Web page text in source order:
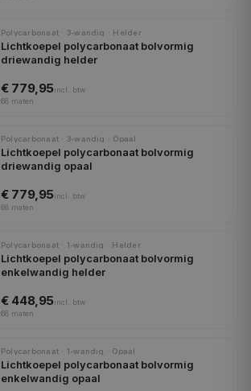
Polycarbonaat · 3-wandig · Helder
Lichtkoepel polycarbonaat bolvormig
driewandig helder
€ 779,95incl.
btw
68 maten
Polycarbonaat · 3-wandig · Opaal
Lichtkoepel polycarbonaat bolvormig
driewandig opaal
€ 779,95incl.
btw
68 maten
Polycarbonaat · 1-wandig · Helder
Lichtkoepel polycarbonaat bolvormig
enkelwandig helder
€ 448,95incl.
btw
68 maten
Polycarbonaat · 1-wandig · Opaal
Lichtkoepel polycarbonaat bolvormig
enkelwandig opaal